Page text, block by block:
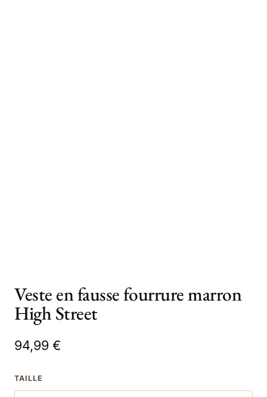
Veste en fausse fourrure marron
High Street
94,99 €
TAILLE